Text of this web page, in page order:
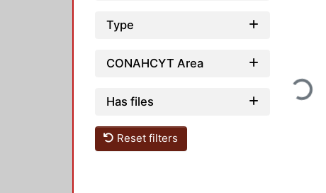
Type
CONAHCYT Area
Has files
Reset filters
Loading...